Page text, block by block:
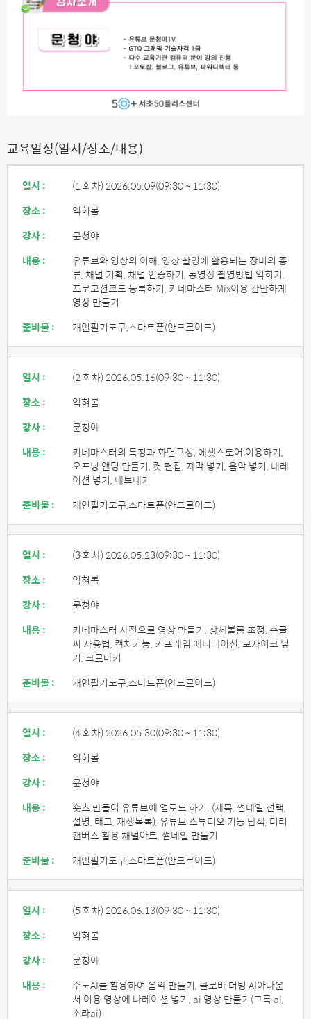
교육일정(일시/장소/내용)
일시 : (1 회차) 2026.05.09(09:30 ~ 11:30)
장소 :
익혀봄
강사 :
문청야
내용 :
유튜브와 영상의 이해, 영상 촬영에 활용되는 장비의 종
류, 채널 기획, 채널 인증하기, 동영상 촬영방법 익히기,
프로모션코드 등록하기, 키네마스터 Mix이용 간단하게
영상 만들기
준비물 :
개인필기도구,스마트폰(안드로이드)
일시 : (2 회차) 2026.05.16(09:30 ~ 11:30)
장소 :
익혀봄
강사 :
문청야
내용 :
키네마스터의 특징과 화면구성, 에셋스토어 이용하기,
오프닝 앤딩 만들기, 컷 편집, 자막 넣기, 음악 넣기, 내레
이션 넣기, 내보내기
준비물 :
개인필기도구,스마트폰(안드로이드)
일시 : (3 회차) 2026.05.23(09:30 ~ 11:30)
장소 :
익혀봄
강사 :
문청야
내용 :
키네마스터 사진으로 영상 만들기, 상세볼륨 조정, 손글
씨 사용법, 캡처기능, 키프레임 애니메이션, 모자이크 넣
기, 크로마키
준비물 :
개인필기도구,스마트폰(안드로이드)
일시 : (4 회차) 2026.05.30(09:30 ~ 11:30)
장소 :
익혀봄
강사 :
문청야
내용 :
숏츠 만들어 유튜브에 업로드 하기. (제목, 썸네일 선택,
설명, 태그, 재생목록), 유튜브 스튜디오 기능 탐색, 미리
캔버스 활용 채널아트, 썸네일 만들기
준비물 :
개인필기도구,스마트폰(안드로이드)
일시 : (5 회차) 2026.06.13(09:30 ~ 11:30)
장소 :
익혀봄
강사 :
문청야
내용 :
수노AI를 활용하여 음악 만들기, 클로바 더빙 AI아나운
서 이용 영상에 나레이션 넣기, ai 영상 만들기(그록 ai,
소라ai)